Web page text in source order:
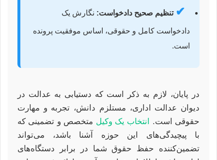
✔ تنظیم صحیح دادخواست: نگارش یک
دادخواست کامل و حقوقی، اساس موفقیت پرونده
است.
در پایان، لازم به ذکر است که دستیابی به عدالت در
دیوان عدالت اداری، مستلزم دانش، تجربه و مهارت
حقوقی است.
انتخاب یک وکیل متخصص و تضمینی که
با پیچیدگی‌های این حوزه آشنا باشد، می‌تواند
تضمین‌کننده حفظ حقوق شما در برابر دستگاه‌های